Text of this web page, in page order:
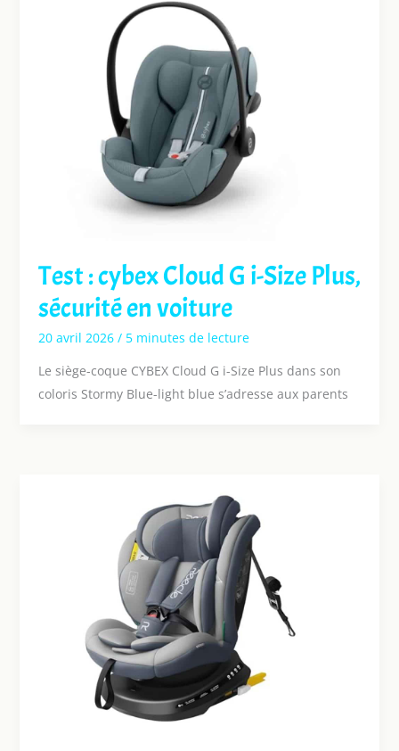
Test : cybex Cloud G i-Size Plus,
sécurité en voiture
20 avril 2026 / 5 minutes de lecture
Le siège-coque CYBEX Cloud G i-Size Plus dans son
coloris Stormy Blue-light blue s’adresse aux parents